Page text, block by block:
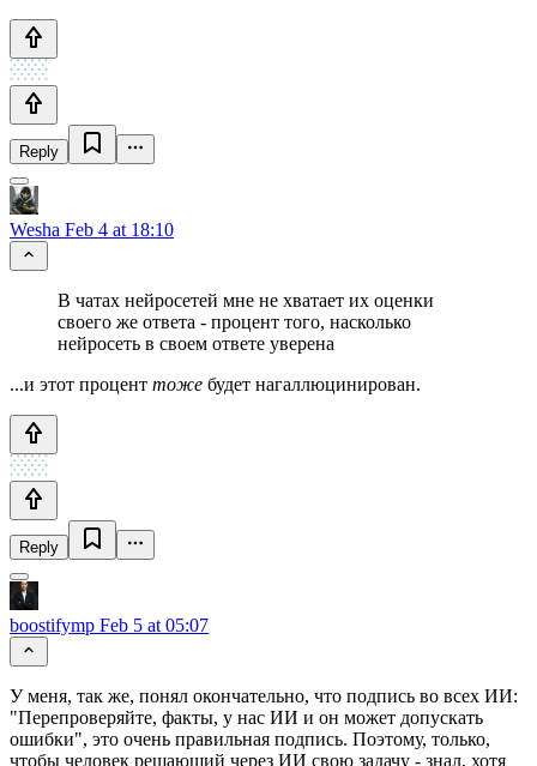
Reply
Wesha Feb 4 at 18:10
В чатах нейросетей мне не хватает их оценки
своего же ответа - процент того, насколько
нейросеть в своем ответе уверена
...и этот процент тоже будет нагаллюцинирован.
Reply
boostifymp Feb 5 at 05:07
У меня, так же, понял окончательно, что подпись во всех ИИ:
"Перепроверяйте, факты, у нас ИИ и он может допускать
ошибки", это очень правильная подпись. Поэтому, только,
чтобы человек решающий через ИИ свою задачу - знал, хотя